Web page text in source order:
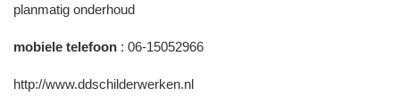
planmatig onderhoud
mobiele telefoon : 06-15052966
http://www.ddschilderwerken.nl